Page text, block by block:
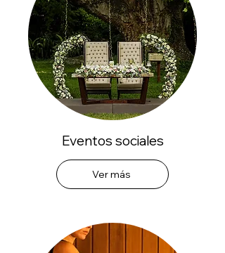
Eventos sociales
Ver más